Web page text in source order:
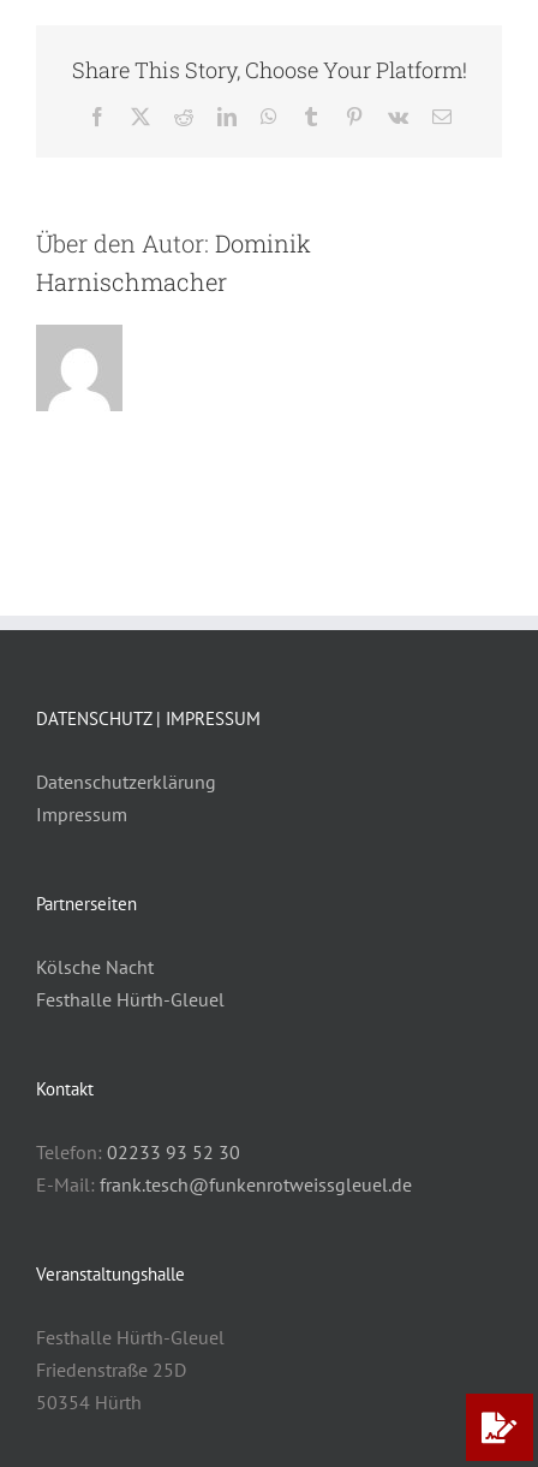
Share This Story, Choose Your Platform!
Facebook RedditLinkedInWhatsApp
Tumblr Pinterest
Vk
E-
Über den Autor: Dominik
Harnischmacher
DATENSCHUTZ | IMPRESSUM
Datenschutzerklärung
Impressum
Partnerseiten
Kölsche Nacht
Festhalle Hürth-Gleuel
Kontakt
Telefon: 02233 93 52 30
E-Mail: frank.tesch@funkenrotweissgleuel.de
Veranstaltungshalle
Festhalle Hürth-Gleuel
Friedenstraße 25D
50354 Hürth